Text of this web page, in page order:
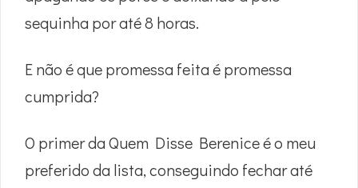
sequinha por até 8 horas.
E não é que promessa feita é promessa
cumprida?
O primer da Quem Disse Berenice é o meu
preferido da lista, conseguindo fechar até